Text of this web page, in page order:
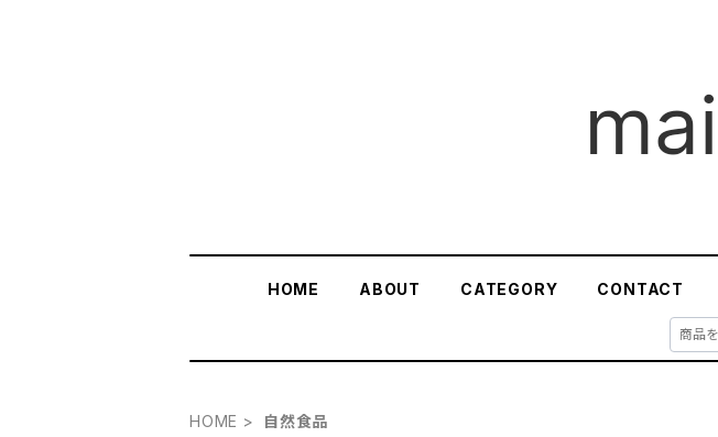
HOME ABOUT CATEGORY CONTACT
HOME 自然食品